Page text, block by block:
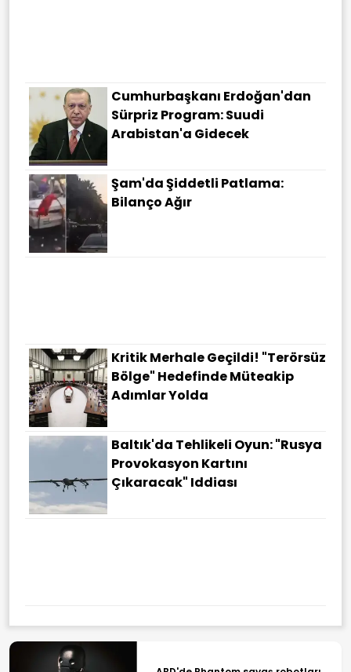
Cumhurbaşkanı Erdoğan'dan
Sürpriz Program: Suudi
Arabistan'a Gidecek
Şam'da Şiddetli Patlama:
Bilanço Ağır
Kritik Merhale Geçildi! "Terörsüz
Bölge" Hedefinde Müteakip
Adımlar Yolda
Baltık'da Tehlikeli Oyun: "Rusya
Provokasyon Kartını
Çıkaracak" Iddiası